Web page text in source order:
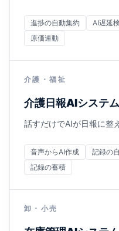
進捗の自動集約 AI遅延
原価連動
介護・福祉
介護日報AIシステム
話すだけでAIが日報に整
音声からAI作成 記録の
記録の蓄積
卸・小売